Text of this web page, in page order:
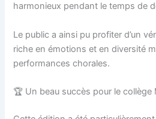
harmonieux pendant le temps de
Le public a ainsi pu profiter d’un
riche en émotions et en diversité
performances chorales.
🏆 Un beau succès pour le collège